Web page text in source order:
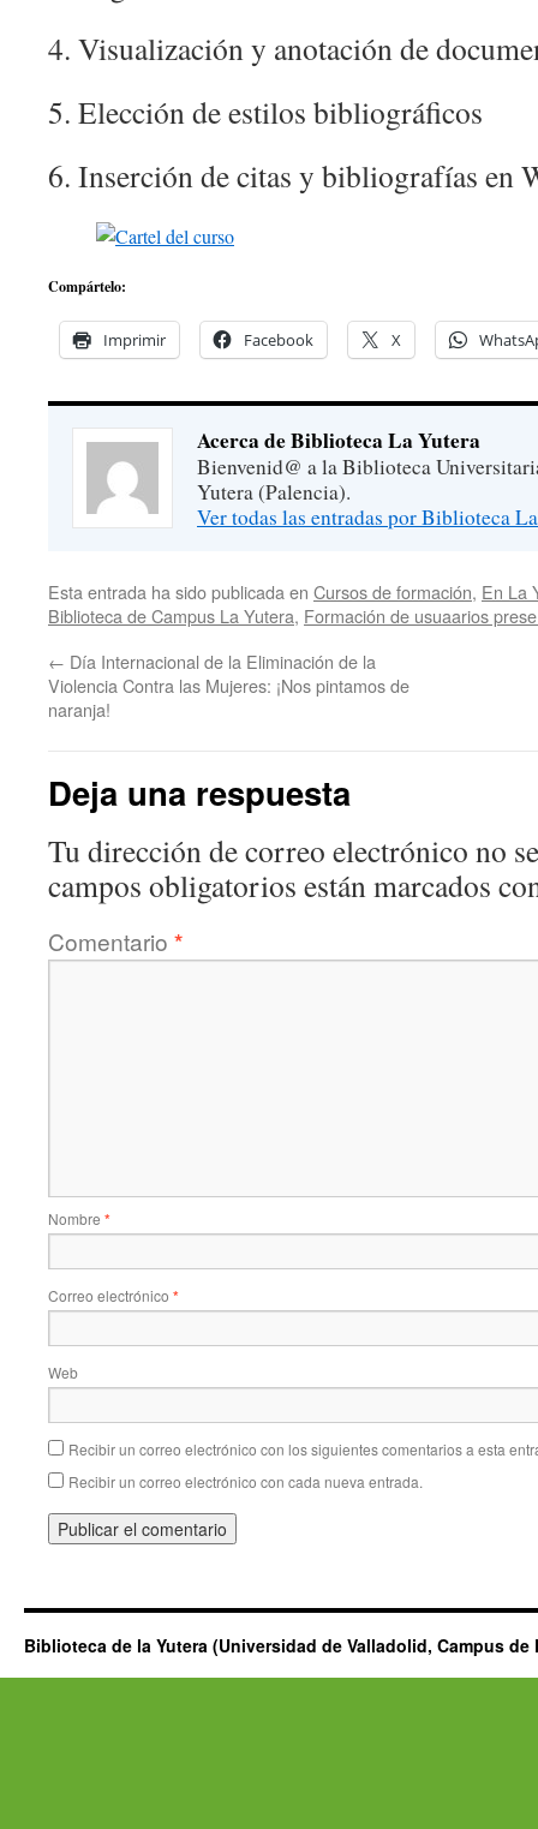
4. Visualización y anotación de
5. Elección de estilos bibliográficos
6. Inserción de citas y bibliografías en
Compártelo:
Imprimir Facebook X
Acerca de Biblioteca La Yutera
Bienvenid@ a la Biblioteca
Yutera (Palencia).
Ver todas las entradas por Biblioteca
Esta entrada ha sido publicada en Cursos de formación, En La
Biblioteca de Campus La Yutera, Formación de usuaarios
← Día Internacional de la Eliminación de la
Violencia Contra las Mujeres: ¡Nos pintamos de
naranja!
Deja una respuesta
Tu dirección de correo electrónico no
campos obligatorios están marcados
Comentario *
Nombre *
Correo electrónico *
Web
Recibir un correo electrónico con los siguientes comentarios a esta
Recibir un correo electrónico con cada nueva entrada.
Biblioteca de la Yutera (Universidad de Valladolid, Campus de